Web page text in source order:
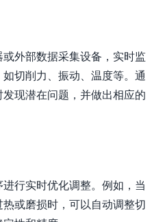
外部数据采集设备，实时监
切削力、振动、温度等。通
现潜在问题，并做出相应的
行实时优化调整。例如，当
或磨损时，可以自动调整切